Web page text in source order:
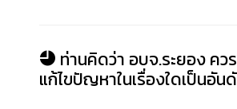
ท่านคิดว่า อบจ.ระยอง คว
แก้ไขปัญหาในเรื่องใดเป็นอัน